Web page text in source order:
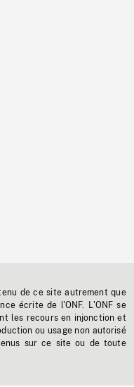
de ce site autrement que
écrite de l'ONF. L'ONF se
les recours en injonction et
ou usage non autorisé
sur ce site ou de toute